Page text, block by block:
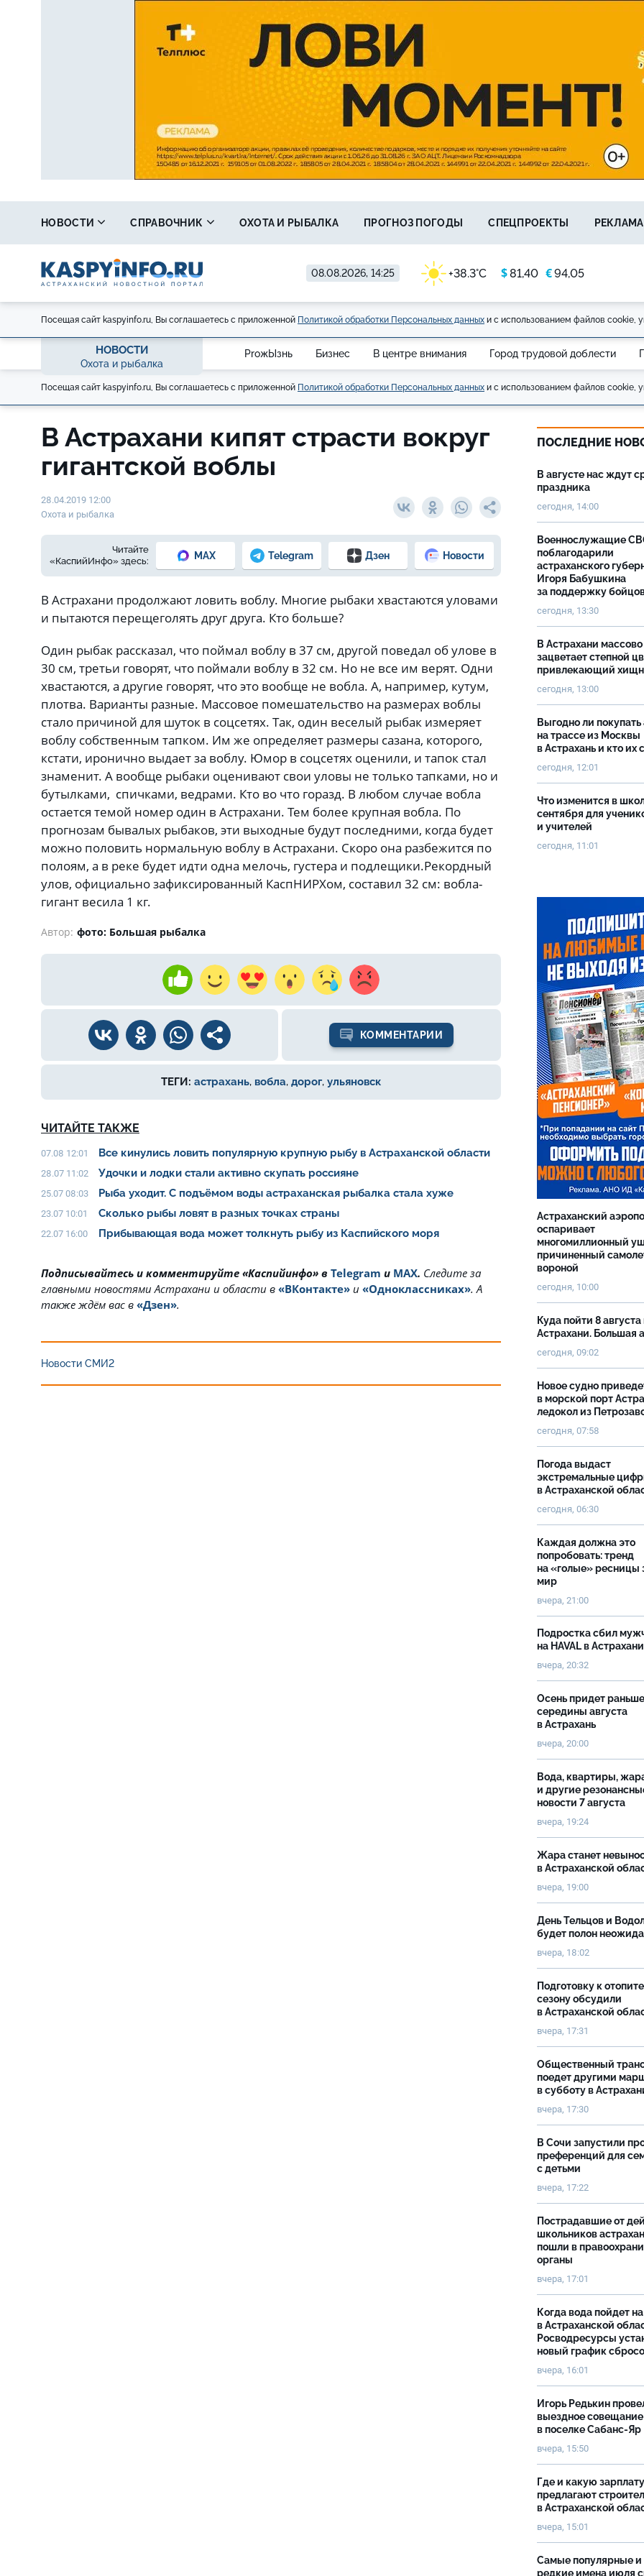
08.08.2026, 14:25 +38.3°C $81,40 €94,05
НОВОСТИ СПРАВОЧНИК ОХОТА И РЫБАЛКА ПРОГНОЗ ПОГОДЫ СПЕЦПРОЕКТЫ
Посещая сайт kaspyinfo.ru, Вы соглашаетесь с приложенной Политикой обработки Персональных данных и с использованием файлов cookie,
НОВОСТИ
Охота и рыбалка
ProжЫзнь Бизнес В центре внимания Город трудовой доблести
Посещая сайт kaspyinfo.ru, Вы соглашаетесь с приложенной Политикой обработки Персональных данных и с использованием файлов cookie,
В Астрахани кипят страсти вокруг
гигантской воблы
28.04.2019 12:00
Охота и рыбалка
Читайте
«КаспийИнфо» здесь:
MAX Telegram Дзен Новости
В Астрахани продолжают ловить воблу. Многие рыбаки хвастаются уловами
и пытаются перещеголять друг друга. Кто больше?
Один рыбак рассказал, что поймал воблу в 37 см, другой поведал об улове в
30 см, третьи говорят, что поймали воблу в 32 см. Но не все им верят. Одни
хвастаются, а другие говорят, что это вообще не вобла. А, например, кутум,
плотва. Варианты разные. Массовое помешательство на размерах воблы
стало причиной для шуток в соцсетях. Так, один веселый рыбак измеряет
воблу собственным тапком. Им же определяет размеры сазана, которого,
кстати, иронично выдает за воблу. Юмор в соцсетях оценили, и тапок стал
знаменит. А вообще рыбаки оценивают свои уловы не только тапками, но и
бутылками, спичками, ведрами. Кто во что горазд. В любом случае вобла
остается темой номер один в Астрахани. Тем более крупная вобла. По
прогнозам бывалых рыбаков, эти выходные будут последними, когда будет
можно половить нормальную воблу в Астрахани. Скоро она разбежится по
полоям, а в реке будет идти одна мелочь, густера и подлещики.Рекордный
улов, официально зафиксированный КаспНИРХом, составил 32 см: вобла-
гигант весила 1 кг.
Автор: фото: Большая рыбалка
КОММЕНТАРИИ
ТЕГИ: астрахань, вобла, дорог, ульяновск
ЧИТАЙТЕ ТАКЖЕ
07.08 12:01 Все кинулись ловить популярную крупную рыбу в Астраханской области
28.07 11:02 Удочки и лодки стали активно скупать россияне
25.07 08:03 Рыба уходит. С подъёмом воды астраханская рыбалка стала хуже
23.07 10:01 Сколько рыбы ловят в разных точках страны
22.07 16:00 Прибывающая вода может толкнуть рыбу из Каспийского моря
Подписывайтесь и комментируйте «Каспийинфо» в Telegram и MAX. Cледите за
главными новостями Астрахани и области в «ВКонтакте» и «Одноклассниках». А
также ждём вас в «Дзен».
Новости СМИ2
ПОСЛЕДНИЕ
В августе нас ждут
праздника
сегодня, 14:00
Военнослужащие
поблагодарили
астраханского
Игоря Бабушкина
за поддержку
сегодня, 13:30
В Астрахани массово
зацветает степной
привлекающий
сегодня, 13:00
Выгодно ли
на трассе из Москвы
в Астрахань и кто их
сегодня, 12:01
Что изменится в
сентября для
и учителей
сегодня, 11:01
Астраханский
оспаривает
многомиллионный
причиненный
вороной
сегодня, 10:00
Куда пойти 8 августа
Астрахани. Большая
сегодня, 09:02
Новое судно
в морской порт
ледокол из
сегодня, 07:58
Погода выдаст
экстремальные
в Астраханской
сегодня, 06:30
Каждая должна это
попробовать: тренд
на «голые» ресницы
мир
вчера, 21:00
Подростка сбил
на HAVAL в Астрахани
вчера, 20:32
Осень придет раньше
середины августа
в Астрахань
вчера, 20:00
Вода, квартиры,
и другие
новости 7 августа
вчера, 19:24
Жара станет
в Астраханской
вчера, 19:00
День Тельцов и
будет полон
вчера, 18:02
Подготовку к
сезону обсудили
в Астраханской
вчера, 17:31
Общественный
поедет другими
в субботу в
вчера, 17:30
В Сочи запустили
преференций для
с детьми
вчера, 17:22
Пострадавшие от
школьников
пошли в
органы
вчера, 17:01
Когда вода пойдет
в Астраханской
Росводресурсы
новый график
вчера, 16:01
Игорь Редькин
выездное совещание
в поселке Сабанс-Яр
вчера, 15:50
Где и какую зарплату
предлагают
в Астраханской
вчера, 15:01
Самые популярные
редкие имена июля